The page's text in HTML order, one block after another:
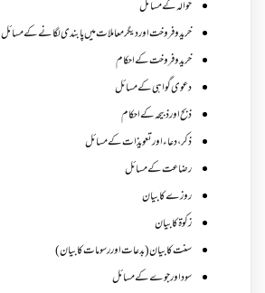
حوالہ کے مسائل
خرید و فروخت اور دیگر معاملات میں پابندی لگانے کے مسائل
خرید و فروخت کے احکام
دعوی گواہی کے مسائل
ذبح اور ذبیحہ کے احکام
ذکر،دعاء اور تعویذات کے مسائل
رضاعت کے مسائل
روزے کا بیان
زکوة کابیان
سنت کا بیان (بدعات اور رسومات کا بیان)
سود اور جوے کے مسائل